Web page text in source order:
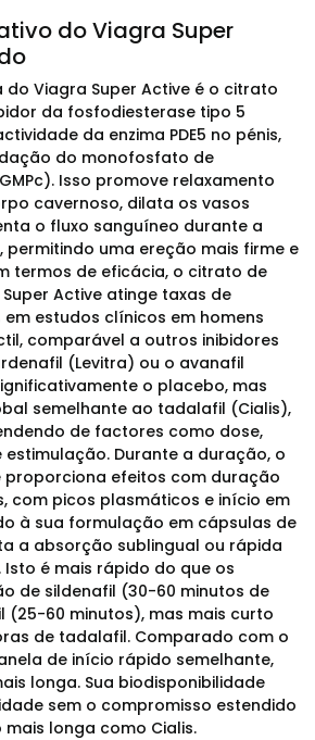
do Viagra Super
Viagra Super Active é o citrato
da fosfodiesterase tipo 5
da enzima PDE5 no pénis,
do monofosfato de
Isso promove relaxamento
cavernoso, dilata os vasos
o fluxo sanguíneo durante a
permitindo uma ereção mais firme e
termos de eficácia, o citrato de
Active atinge taxas de
em estudos clínicos em homens
comparável a outros inibidores
(Levitra) ou o avanafil
o placebo, mas
semelhante ao tadalafil (Cialis),
de factores como dose,
estimulação. Durante a duração, o
proporciona efeitos com duração
com picos plasmáticos e início em
à sua formulação em cápsulas de
a absorção sublingual ou rápida
é mais rápido do que os
de sildenafil (30-60 minutos de
(25-60 minutos), mas mais curto
de tadalafil. Comparado com o
de início rápido semelhante,
longa. Sua biodisponibilidade
sem o compromisso estendido
longa como Cialis.